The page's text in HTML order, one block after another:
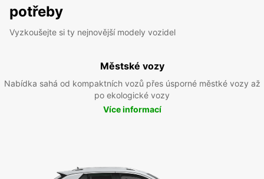
potřeby
Vyzkoušejte si ty nejnovější modely vozidel
Městské vozy
Nabídka sahá od kompaktních vozů přes úsporné městké vozy až
po ekologické vozy
Více informací